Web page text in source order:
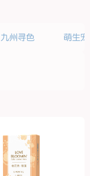
九州寻色 萌生